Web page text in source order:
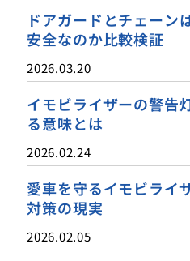
ドアガードとチェーン
安全なのか比較検証
2026.03.20
イモビライザーの警告
る意味とは
2026.02.24
愛車を守るイモビライ
対策の現実
2026.02.05